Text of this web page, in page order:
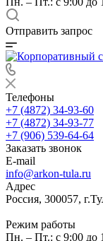
Отправить запрос
Телефоны
+7 (4872) 34-93-60
+7 (4872) 34-93-77
+7 (906) 539-64-64
Заказать звонок
E-mail
info@arkon-tula.ru
Адрес
Россия, 300057,
Режим работы
Пн. – Пт.: с 9:00 до